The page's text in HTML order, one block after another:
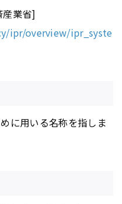
業省]
ipr/overview/ipr_syste
に用いる名称を指しま